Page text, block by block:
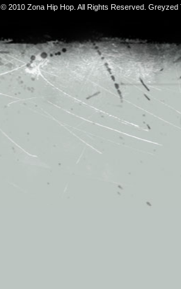
© 2010 Zona Hip Hop. All Rights Reserved.